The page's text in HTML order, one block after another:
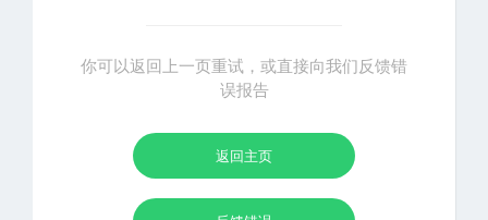
你可以返回上一页重试，或直接向我们反馈错
误报告
返回主页